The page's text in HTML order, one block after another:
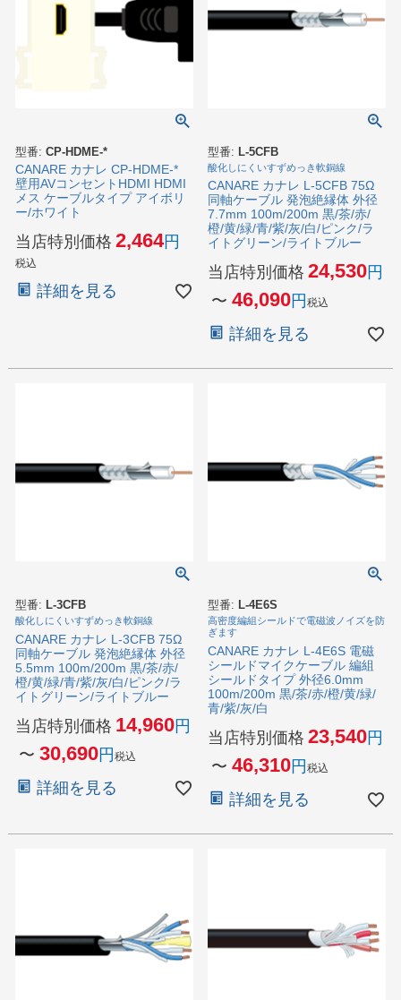
型番: CP-HDME-*
CANARE カナレ CP-HDME-*
壁用AVコンセントHDMI HDMI
メス ケーブルタイプ アイボリ
ー/ホワイト
当店特別価格 2,464
税込
詳細を見る
型番: L-5CFB
酸化しにくいすずめっき軟銅線
CANARE カナレ L-5CFB 75Ω
同軸ケーブル 発泡絶縁体 外径
7.7mm 100m/200m 黒/茶/赤/
橙/黄/緑/青/紫/灰/白/ピンク/ラ
イトグリーン/ライトブルー
当店特別価格 24,530
〜 46,090 税込
詳細を見る
型番: L-3CFB
酸化しにくいすずめっき軟銅線
CANARE カナレ L-3CFB 75Ω
同軸ケーブル 発泡絶縁体 外径
5.5mm 100m/200m 黒/茶/赤/
橙/黄/緑/青/紫/灰/白/ピンク/ラ
イトグリーン/ライトブルー
当店特別価格 14,960
〜 30,690 税込
詳細を見る
型番: L-4E6S
高密度編組シールドで電磁波ノイズを防
ぎます
CANARE カナレ L-4E6S 電磁
シールドマイクケーブル 編組
シールドタイプ 外径6.0mm
100m/200m 黒/茶/赤/橙/黄/緑/
青/紫/灰/白
当店特別価格 23,540
〜 46,310 税込
詳細を見る